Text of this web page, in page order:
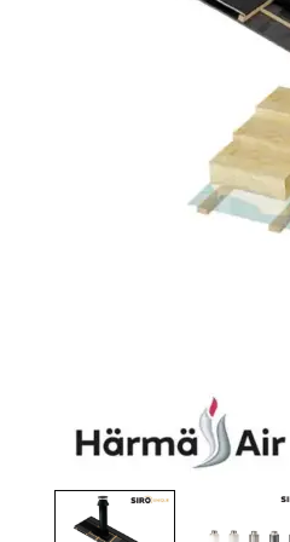
Yrityksemme
FAQ